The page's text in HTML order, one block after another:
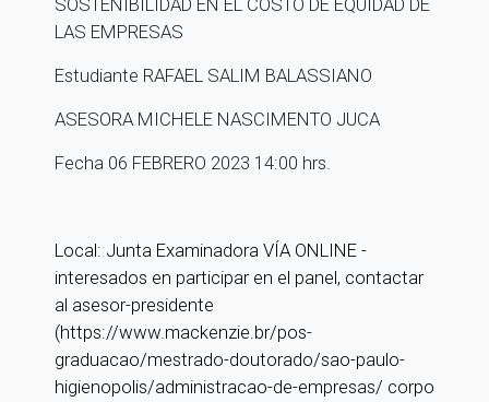
SOSTENIBILIDAD EN EL COSTO DE EQUIDAD DE
LAS EMPRESAS
Estudiante RAFAEL SALIM BALASSIANO
ASESORA MICHELE NASCIMENTO JUCA
Fecha 06 FEBRERO 2023 14:00 hrs.
Local: Junta Examinadora VÍA ONLINE -
interesados ​​en participar en el panel, contactar
al asesor-presidente
(https://www.mackenzie.br/pos-
graduacao/mestrado-doutorado/sao-paulo-
higienopolis/administracao-de-empresas/ corpo